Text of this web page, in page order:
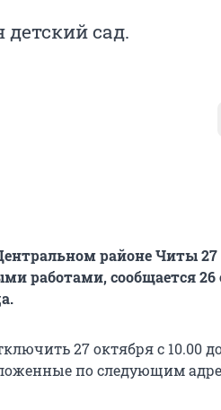
сад.
районе Читы 27
работами, сообщается 26
27 октября с 10.00
по следующим